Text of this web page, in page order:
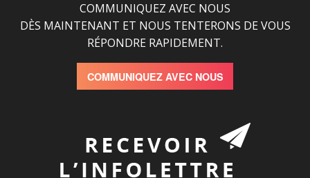
COMMUNIQUEZ AVEC NOUS
DÈS MAINTENANT ET NOUS TENTERONS DE VOUS
RÉPONDRE RAPIDEMENT.
COMMUNIQUEZ AVEC NOUS